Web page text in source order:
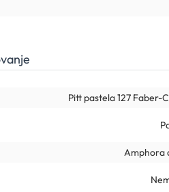
Pitt pastela 127 Faber-
Amphora